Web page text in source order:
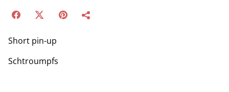
Short pin-up
Schtroumpfs